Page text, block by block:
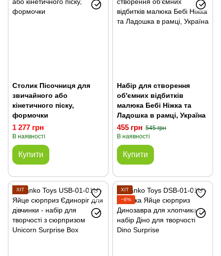
Столик Пісочниця для
звичайного або
кінетичного піску,
формочки
1 277 грн
В наявності
Купити
Набір для створення
об'ємних відбитків
малюка Бебі Ніжка та
Ладошка в рамці, Україна
455 грн 545 грн
В наявності
Купити
ХІТ
ХІТ
−8%